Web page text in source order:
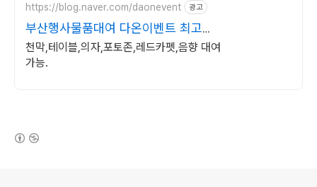
https://blog.naver.com/daonevent 광고
부산행사물품대여 다온이벤트 최고의
만족 다온이벤트
천막,테이블,의자,포토존,레드카펫,음향 대여
가능.